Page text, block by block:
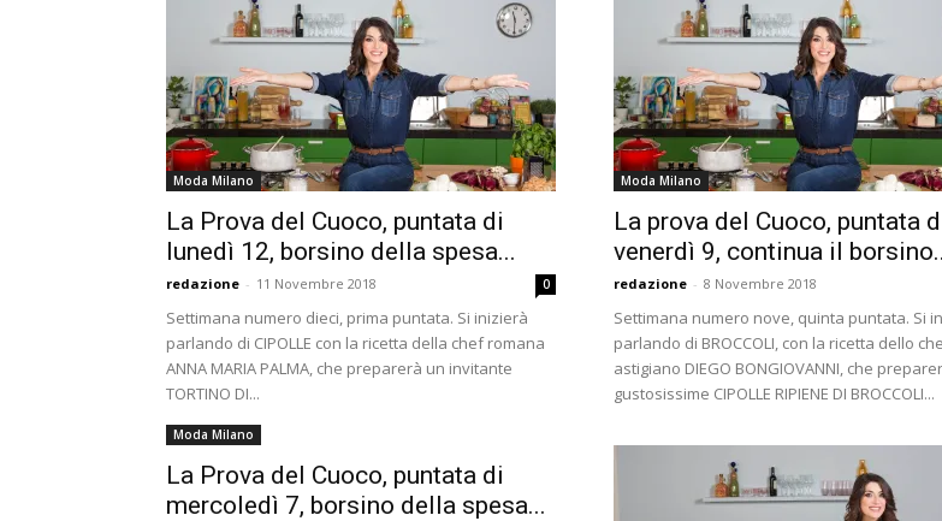
Moda Milano
La Prova del Cuoco, puntata di
lunedì 12, borsino della spesa...
redazione - 11 Novembre 2018 0
Settimana numero dieci, prima puntata. Si inizierà
parlando di CIPOLLE con la ricetta della chef romana
ANNA MARIA PALMA, che preparerà un invitante
TORTINO DI...
Moda Milano
La prova del Cuoco, puntata
venerdì 9, continua il
redazione - 8 Novembre 2018
Settimana numero nove, quinta puntata. Si
parlando di BROCCOLI, con la ricetta dello
astigiano DIEGO BONGIOVANNI, che
gustosissime CIPOLLE RIPIENE DI BROCCOLI...
Moda Milano
La Prova del Cuoco, puntata di
mercoledì 7, borsino della spesa...